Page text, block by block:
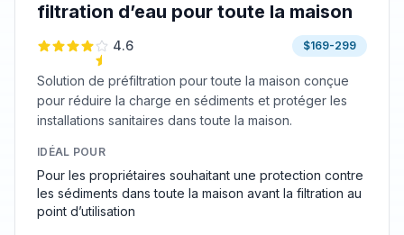
filtration d’eau pour toute la maison
4.6 $169-299
Solution de préfiltration pour toute la maison conçue
pour réduire la charge en sédiments et protéger les
installations sanitaires dans toute la maison.
IDÉAL POUR
Pour les propriétaires souhaitant une protection contre
les sédiments dans toute la maison avant la filtration au
point d’utilisation